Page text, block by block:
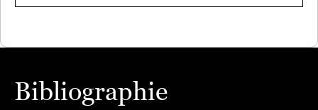
Bibliographie